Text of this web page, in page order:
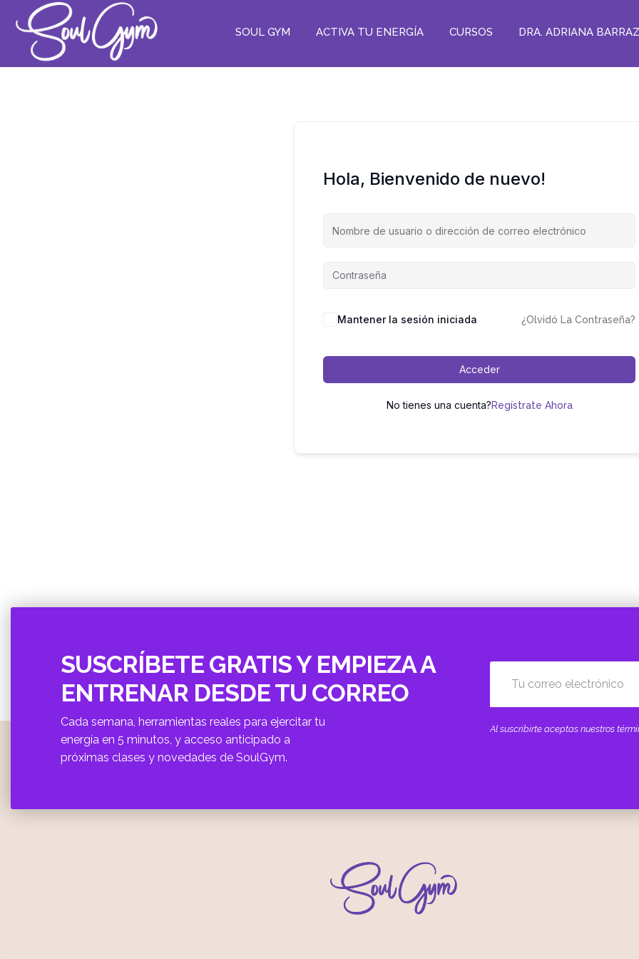
SOUL GYM ACTIVA TU ENERGÍA CURSOS DRA. ADRIANA
Hola, Bienvenido de nuevo!
Mantener la sesión iniciada ¿Olvidó La Contraseña?
Acceder
No tienes una cuenta?Regístrate Ahora
SUSCRÍBETE GRATIS Y EMPIEZA A
ENTRENAR DESDE TU CORREO
Cada semana, herramientas reales para ejercitar tu
energí­a en 5 minutos, y acceso anticipado a
próximas clases y novedades de SoulGym.
Al suscribirte aceptas nuestros